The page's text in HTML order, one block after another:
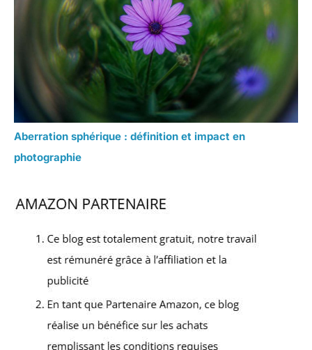
Aberration sphérique : définition et impact en
photographie